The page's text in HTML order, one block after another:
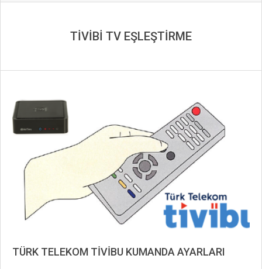
TİVİBİ TV EŞLEŞTİRME
TÜRK TELEKOM TİVİBU KUMANDA AYARLARI